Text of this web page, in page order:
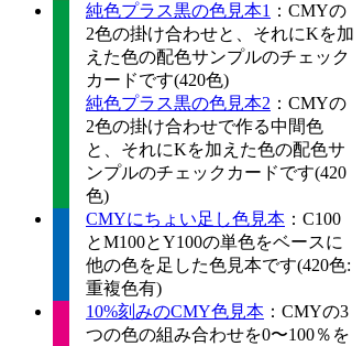
純色プラス黒の色見本1 ：CMYの
2色の掛け合わせと、それにKを加
えた色の配色サンプルのチェック
カードです(420色)
純色プラス黒の色見本2 ：CMYの
2色の掛け合わせで作る中間色
と、それにKを加えた色の配色サ
ンプルのチェックカードです(420
色)
CMYにちょい足し色見本 ：C100
とM100とY100の単色をベースに
他の色を足した色見本です(420色:
重複色有)
10%刻みのCMY色見本 ：CMYの3
つの色の組み合わせを0〜100％を